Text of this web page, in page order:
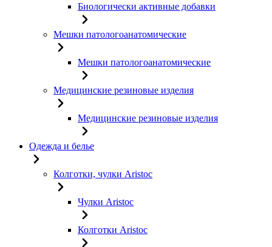
Биологически активные добавки
Мешки патологоанатомические
Мешки патологоанатомические
Медицинские резиновые изделия
Медицинские резиновые изделия
Одежда и белье
Колготки, чулки Aristoc
Чулки Aristoc
Колготки Aristoc